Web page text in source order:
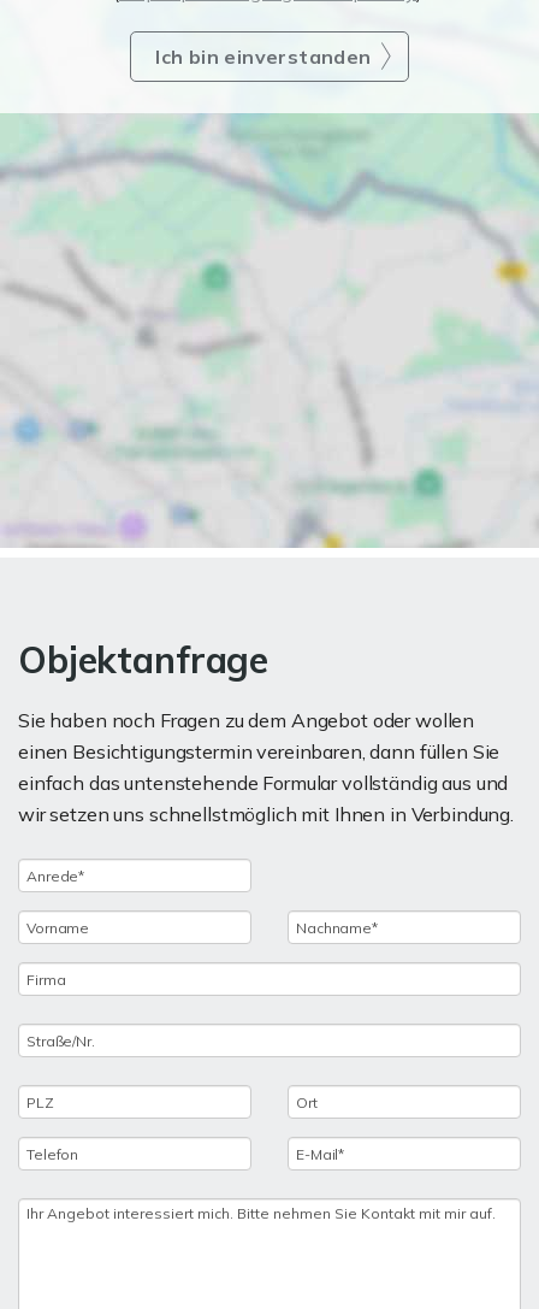
Ich bin einverstanden
Objektanfrage
Sie haben noch Fragen zu dem Angebot oder wollen
einen Besichtigungstermin vereinbaren, dann füllen Sie
einfach das untenstehende Formular vollständig aus und
wir setzen uns schnellstmöglich mit Ihnen in Verbindung.